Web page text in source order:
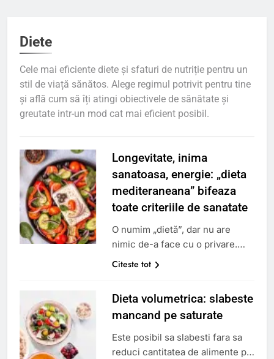
Diete
Cele mai eficiente diete și sfaturi de nutriție pentru un
stil de viață sănătos. Alege regimul potrivit pentru tine
și află cum să îți atingi obiectivele de sănătate și
greutate intr-un mod cat mai eficient posibil.
Longevitate, inima
sanatoasa, energie: „dieta
mediteraneana” bifeaza
toate criteriile de sanatate
O numim „dietă”, dar nu are
nimic de-a face cu o privare.
„Dieta mediteraneana” este o
si convivialitate. Inspirat din
obiceiurile culinare ale Greciei,
Italiei de Sud si Spaniei,
combina placerea si sanatatea
Citeste tot
Dieta volumetrica: slabeste
mancand pe saturate
Este posibil sa slabesti fara sa
reduci cantitatea de alimente pe